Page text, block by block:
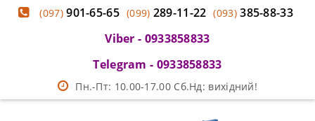
(097)901-65-65 (099) 289-11-22 (093)385-88-33
Viber - 0933858833
Telegram - 0933858833
Пн.-Пт: 10.00-17.00 Сб.Нд: вихідний!